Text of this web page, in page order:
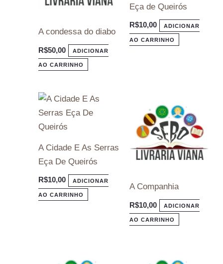
A condessa do diabo
R$50,00 ADICIONAR
AO CARRINHO
Eça de Queirós
R$10,00 ADICIONAR
AO CARRINHO
A Cidade E As Serras
Eça De Queirós
R$10,00 ADICIONAR
AO CARRINHO
A Companhia
R$10,00 ADICIONAR
AO CARRINHO